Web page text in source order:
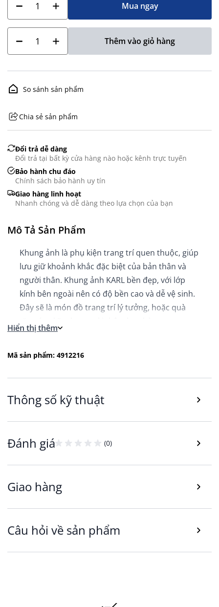
Mua ngay
Thêm vào giỏ hàng
So sánh sản phẩm
GHS07 - Advarsel
Chia sẻ sản phẩm
Đổi trả dễ dàng
Đổi trả tại bất kỳ cửa hàng nào hoặc kênh trực tuyến
Bảo hành chu đáo
Chính sách bảo hành uy tín
Giao hàng linh hoạt
Nhanh chóng và dễ dàng theo lựa chọn của bạn
Mô Tả Sản Phẩm
Khung ảnh là phụ kiện trang trí quen thuộc, giúp
lưu giữ khoảnh khắc đặc biệt của bản thân và
người thân. Khung ảnh KARL bền đẹp, với lớp
kính bên ngoài nên có độ bền cao và dễ vệ sinh.
Đây sẽ là món đồ trang trí lý tưởng, hoặc quà
KARL không chỉ lưu trữ hình ảnh mà còn giúp
có tác dụng trang trí, giúp bạn décor không gian
Hiển thị thêm
Mã sản phẩm: 4912216
Thông số kỹ thuật
Đánh giá (0)
Giao hàng
Câu hỏi về sản phẩm